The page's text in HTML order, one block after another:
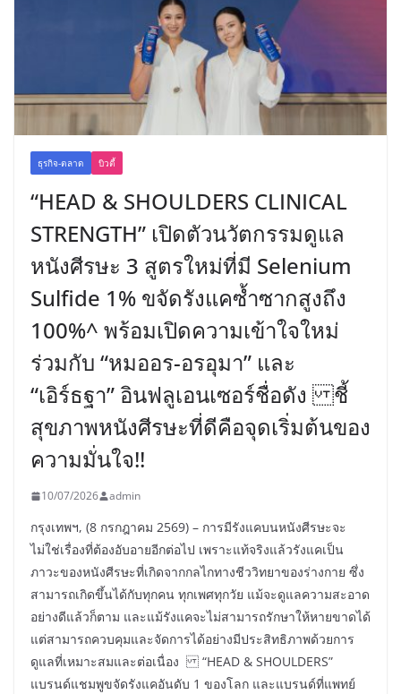
ธุรกิจ-ตลาด บิวตี้
“HEAD & SHOULDERS CLINICAL
STRENGTH” เปิดตัวนวัตกรรมดูแล
หนังศีรษะ 3 สูตรใหม่ที่มี Selenium
Sulfide 1% ขจัดรังแคซ้ำซากสูงถึง
100%^ พร้อมเปิดความเข้าใจใหม่
ร่วมกับ “หมออร-อรอุมา” และ
“เอิร์ธฐา” อินฟลูเอนเซอร์ชื่อดัง ชี้
สุขภาพหนังศีรษะที่ดีคือจุดเริ่มต้นของ
ความมั่นใจ!!
10/07/2026 admin
กรุงเทพฯ, (8 กรกฎาคม 2569) – การมีรังแคบนหนังศีรษะจะ
ไม่ใช่เรื่องที่ต้องอับอายอีกต่อไป เพราะแท้จริงแล้วรังแคเป็น
ภาวะของหนังศีรษะที่เกิดจากกลไกทางชีววิทยาของร่างกาย ซึ่ง
สามารถเกิดขึ้นได้กับทุกคน ทุกเพศทุกวัย แม้จะดูแลความสะอาด
อย่างดีแล้วก็ตาม และแม้รังแคจะไม่สามารถรักษาให้หายขาดได้
แต่สามารถควบคุมและจัดการได้อย่างมีประสิทธิภาพด้วยการ
ดูแลที่เหมาะสมและต่อเนื่อง “HEAD & SHOULDERS”
แบรนด์แชมพูขจัดรังแคอันดับ 1 ของโลก และแบรนด์ที่แพทย์